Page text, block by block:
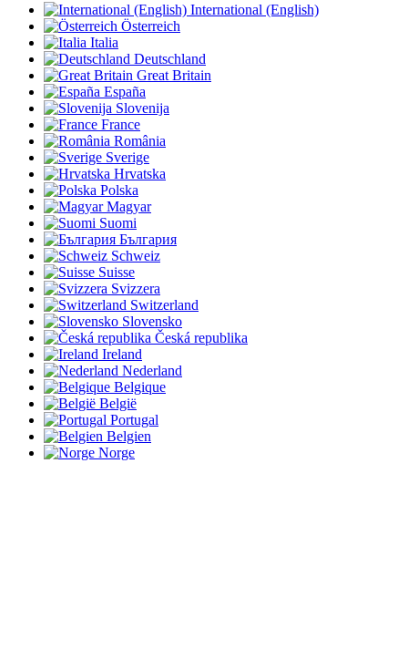
International (English)
Österreich
Italia
Deutschland
Great Britain
España
Slovenija
France
România
Sverige
Hrvatska
Polska
Magyar
Suomi
България
Schweiz
Suisse
Svizzera
Switzerland
Slovensko
Česká republika
Ireland
Nederland
Belgique
België
Portugal
Belgien
Norge